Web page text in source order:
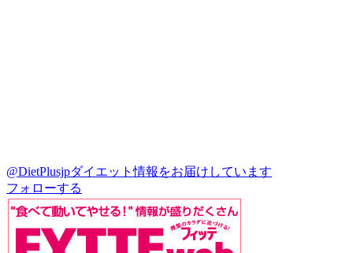
@DietPlusjpダイエット情報をお届けしています
フォローする